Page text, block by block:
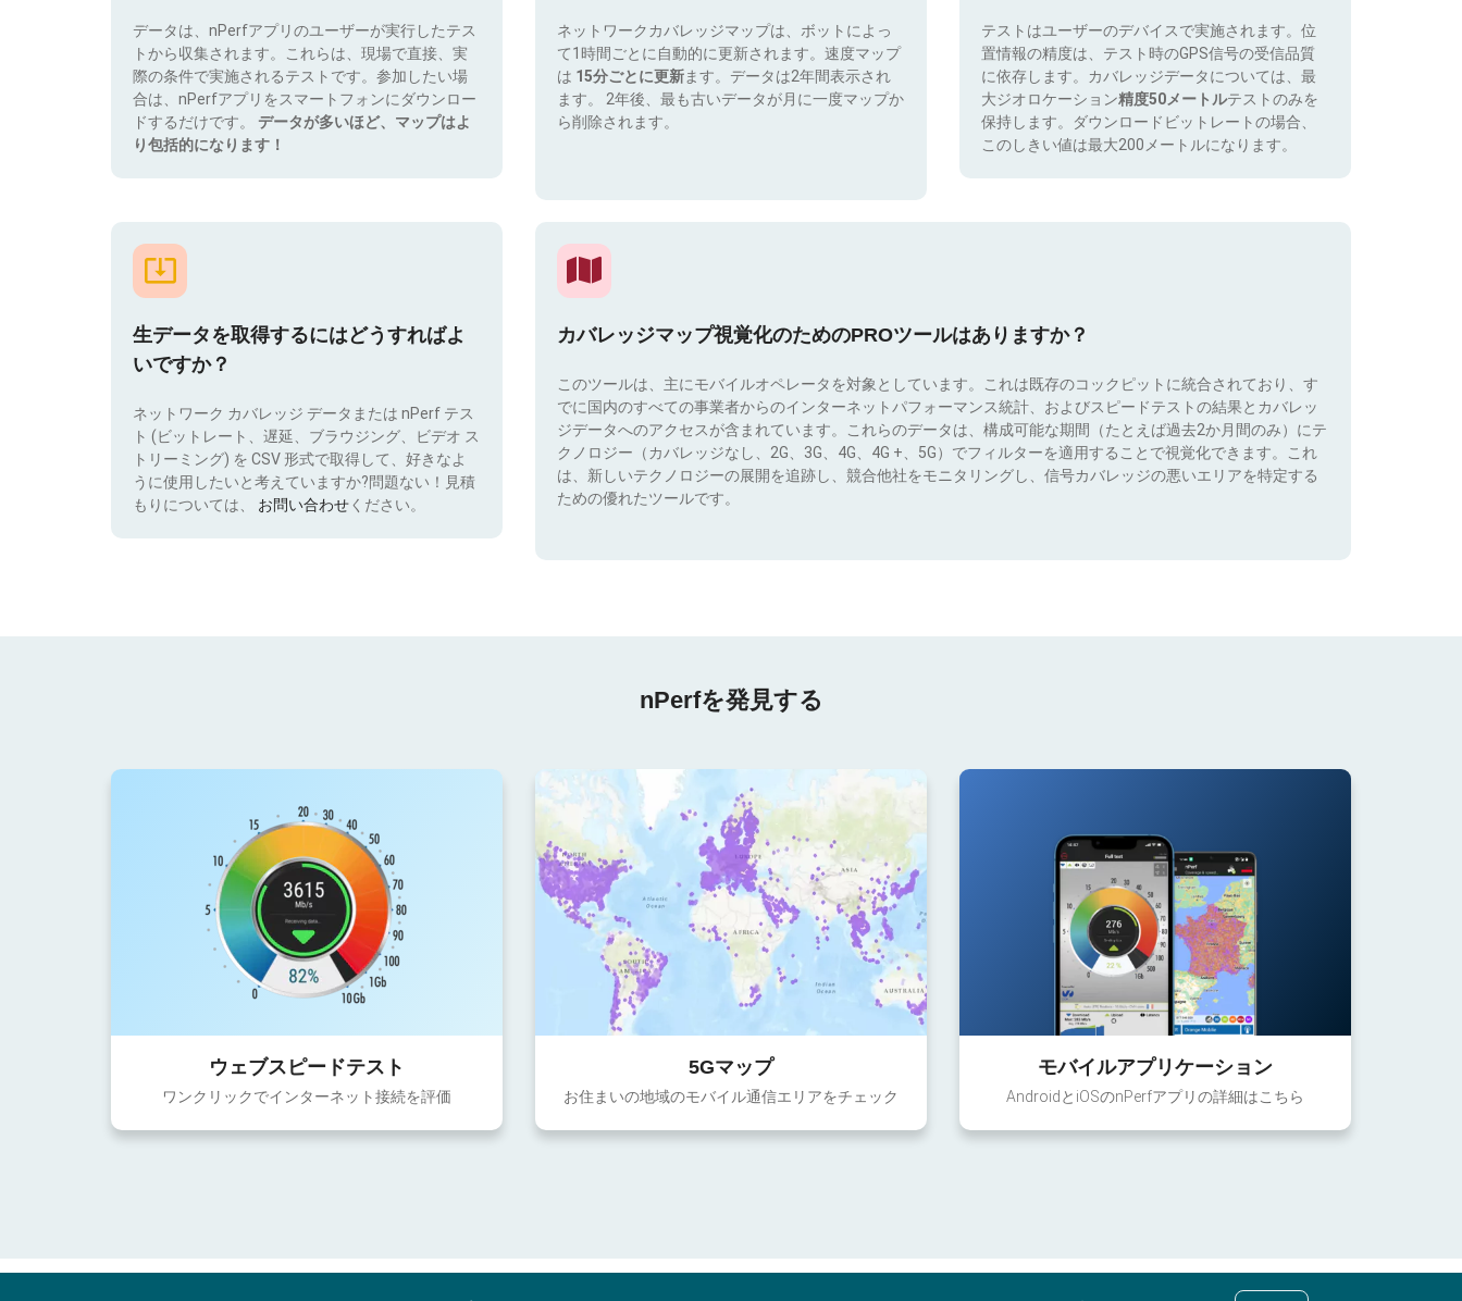
データは、nPerfアプリのユーザーが実行したテス
トから収集されます。これらは、現場で直接、実
際の条件で実施されるテストです。参加したい場
合は、nPerfアプリをスマートフォンにダウンロー
ドするだけです。 データが多いほど、マップはよ
り包括的になります！
ネットワークカバレッジマップは、ボットによっ
て1時間ごとに自動的に更新されます。速度マップ
は 15分ごとに更新ます。データは2年間表示され
ます。 2年後、最も古いデータが月に一度マップか
ら削除されます。
テストはユーザーのデバイスで実施されます。位
置情報の精度は、テスト時のGPS信号の受信品質
に依存します。カバレッジデータについては、最
大ジオロケーション精度50メートルテストのみを
保持します。ダウンロードビットレートの場合、
このしきい値は最大200メートルになります。
生データを取得するにはどうすればよ
いですか？
ネットワーク カバレッジ データまたは nPerf テス
ト (ビットレート、遅延、ブラウジング、ビデオ ス
トリーミング) を CSV 形式で取得して、好きなよ
うに使用したいと考えていますか?問題ない！見積
もりについては、 お問い合わせください。
カバレッジマップ視覚化のためのPROツールはありますか？
このツールは、主にモバイルオペレータを対象としています。これは既存のコックピットに統合されており、す
でに国内のすべての事業者からのインターネットパフォーマンス統計、およびスピードテストの結果とカバレッ
ジデータへのアクセスが含まれています。これらのデータは、構成可能な期間（たとえば過去2か月間のみ）にテ
クノロジー（カバレッジなし、2G、3G、4G、4G +、5G）でフィルターを適用することで視覚化できます。これ
は、新しいテクノロジーの展開を追跡し、競合他社をモニタリングし、信号カバレッジの悪いエリアを特定する
ための優れたツールです。
nPerfを発見する
ウェブスピードテスト
ワンクリックでインターネット接続を評価
5Gマップ
お住まいの地域のモバイル通信エリアをチェック
モバイルアプリケーション
AndroidとiOSのnPerfアプリの詳細はこちら